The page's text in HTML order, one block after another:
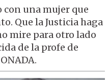
con una mujer que
Que la Justicia haga
mire para otro lado
de la profe de